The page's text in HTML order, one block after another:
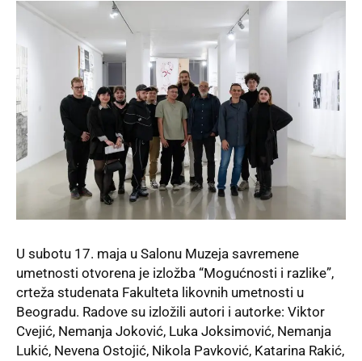
U subotu 17. maja u Salonu Muzeja savremene
umetnosti otvorena je izložba “Mogućnosti i razlike”,
crteža studenata Fakulteta likovnih umetnosti u
Beogradu. Radove su izložili autori i autorke: Viktor
Cvejić, Nemanja Joković, Luka Joksimović, Nemanja
Lukić, Nevena Ostojić, Nikola Pavković, Katarina Rakić,